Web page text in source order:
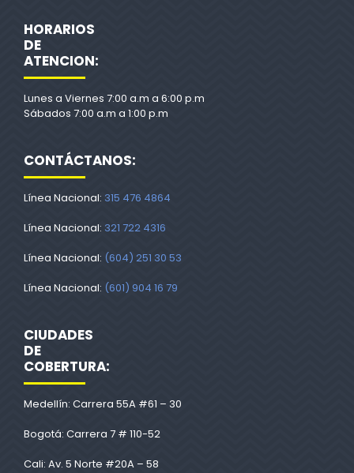
HORARIOS
DE
ATENCION:
Lunes a Viernes 7:00 a.m a 6:00 p.m
Sábados 7:00 a.m a 1:00 p.m
CONTÁCTANOS:
Línea Nacional: 315 476 4864
Línea Nacional: 321 722 4316
Línea Nacional: (604) 251 30 53
Línea Nacional: (601) 904 16 79
CIUDADES
DE
COBERTURA:
Medellín: Carrera 55A #61 – 30
Bogotá: Carrera 7 # 110-52
Cali: Av. 5 Norte #20A – 58